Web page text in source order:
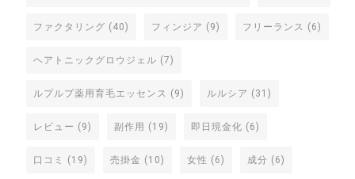
ファクタリング (40) フィンジア (9) フリーランス (6)
ヘアトニックグロウジェル (7)
ルプルプ薬用育毛エッセンス (9) ルルシア (31)
レビュー (9) 副作用 (19) 即日現金化 (6)
口コミ (19) 売掛金 (10) 女性 (6) 成分 (6)